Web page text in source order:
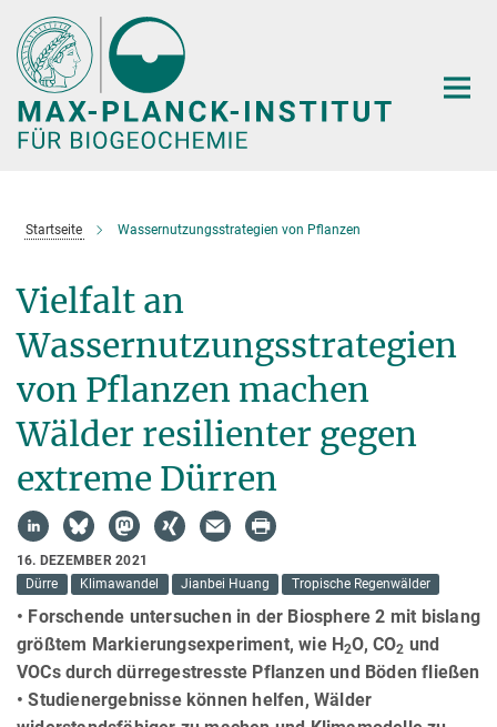
Hauptinhalt
Startseite Wassernutzungsstrategien von Pflanzen
Vielfalt an
Wassernutzungsstrategien
von Pflanzen machen
Wälder resilienter gegen
extreme Dürren
16. DEZEMBER 2021
Dürre
Klimawandel Jianbei Huang Tropische Regenwälder
• Forschende untersuchen in der Biosphere 2 mit bislang
größtem Markierungsexperiment, wie H2O, CO2 und
VOCs durch dürregestresste Pflanzen und Böden fließen
• Studienergebnisse können helfen, Wälder